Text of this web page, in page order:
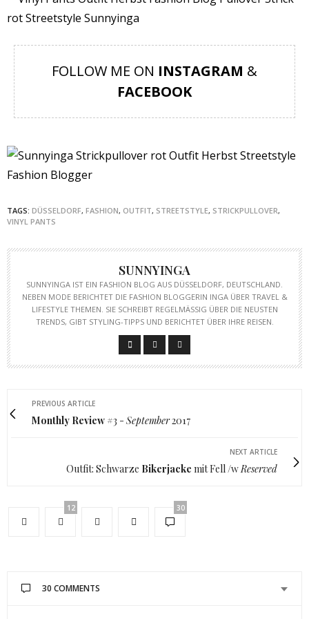
FOLLOW ME ON INSTAGRAM &
FACEBOOK
TAGS: DÜSSELDORF, FASHION, OUTFIT, STREETSTYLE, STRICKPULLOVER,
VINYL PANTS
SUNNYINGA
SUNNYINGA IST EIN FASHION BLOG AUS DÜSSELDORF, DEUTSCHLAND.
NEBEN MODE BERICHTET DIE FASHION BLOGGERIN INGA ÜBER TRAVEL &
LIFESTYLE THEMEN. SIE SCHREIBT REGELMÄSSIG ÜBER DIE NEUSTEN T
RENDS, GIBT STYLING-TIPPS UND BERICHTET ÜBER IHRE REISEN.
PREVIOUS ARTICLE
Monthly Review #3 - September2017
NEXT ARTICLE
Outfit: Schwarze Bikerjacke mit Fell /wReserved
12 30
30 COMMENTS